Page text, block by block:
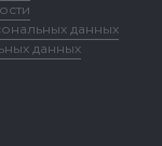
данных
данных